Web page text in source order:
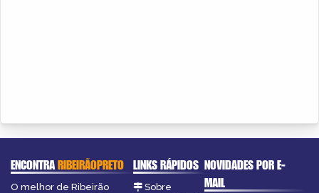
ENCONTRARIBEIRÃOPRETO
O melhor de Ribeirão
LINKS RÁPIDOS
Sobre
NOVIDADES POR E-
MAIL